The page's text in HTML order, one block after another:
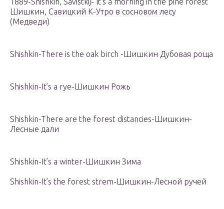
Шишкин, Савицкий К-Утро в сосновом лесу
(Медведи)
Shishkin-There is the oak birch -Шишкин Дубовая роща
Shishkin-It’s a rye-Шишкин Рожь
Shishkin-There are the forest distancies-Шишкин-
Лесные дали
Shishkin-It’s a winter-Шишкин Зима
Shishkin-It’s the forest strem-Шишкин-Лесной ручей